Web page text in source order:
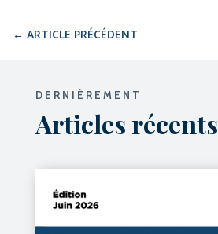
← ARTICLE PRÉCÉDENT
DERNIÈREMENT
Articles récents